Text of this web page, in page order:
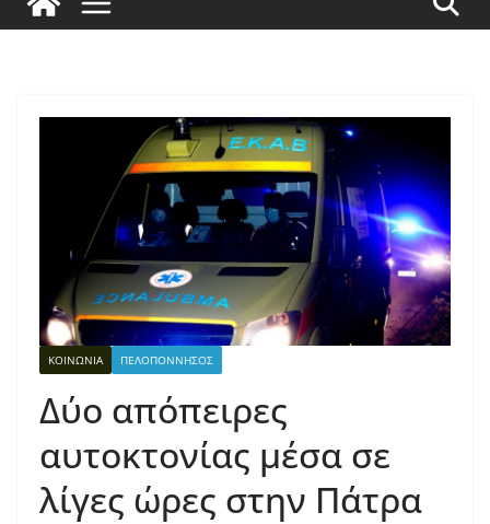
ΚΟΙΝΩΝΙΑ ΠΕΛΟΠΟΝΝΗΣΟΣ
Δύο απόπειρες
αυτοκτονίας μέσα σε
λίγες ώρες στην Πάτρα